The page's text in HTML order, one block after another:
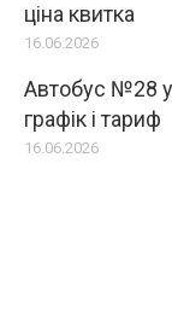
ціна квитка
16.06.2026
Автобус №28
графік і тариф
16.06.2026